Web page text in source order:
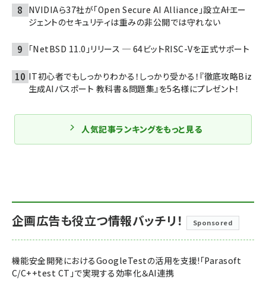
NVIDIAら37社が「Open Secure AI Alliance」設立――AIエー
ジェントのセキュリティは重みの非公開では守れない
「NetBSD 11.0」リリース ─ 64ビットRISC-Vを正式サポート
IT初心者でもしっかりわかる！しっかり受かる！『徹底攻略Biz
生成AIパスポート 教科書＆問題集』を5名様にプレゼント！
人気記事ランキングをもっと見る
企画広告も役立つ情報バッチリ！ Sponsored
機能安全開発におけるGoogleTestの活用を支援!「Parasoft
C/C++test CT」で実現する効率化＆AI連携